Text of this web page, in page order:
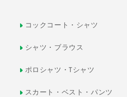
コックコート・シャツ
シャツ・ブラウス
ポロシャツ・Tシャツ
スカート・ベスト・パンツ